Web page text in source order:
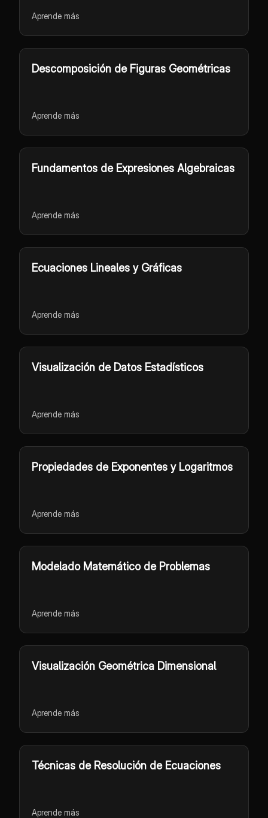
Aprende más
Descomposición de Figuras Geométricas
Aprende más
Fundamentos de Expresiones Algebraicas
Aprende más
Ecuaciones Lineales y Gráficas
Aprende más
Visualización de Datos Estadísticos
Aprende más
Propiedades de Exponentes y Logaritmos
Aprende más
Modelado Matemático de Problemas
Aprende más
Visualización Geométrica Dimensional
Aprende más
Técnicas de Resolución de Ecuaciones
Aprende más